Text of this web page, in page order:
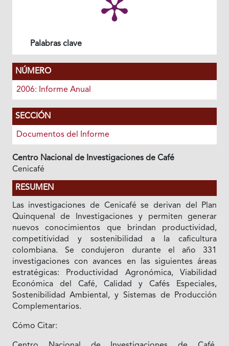
Palabras clave
NÚMERO
2006: Informe Anual
SECCIÓN
Documentos del Informe
Centro Nacional de Investigaciones de Café
Cenicafé
RESUMEN
Las investigaciones de Cenicafé se derivan del Plan
Quinquenal de Investigaciones y permiten generar
nuevos conocimientos que brindan productividad,
competitividad y sostenibilidad a la caficultura
colombiana. Se condujeron durante el año 331
investigaciones con avances en las siguientes áreas
estratégicas: Productividad Agronómica, Viabilidad
Económica del Café, Calidad y Cafés Especiales,
Sostenibilidad Ambiental, y Sistemas de Producción
Complementarios.
Cómo Citar: